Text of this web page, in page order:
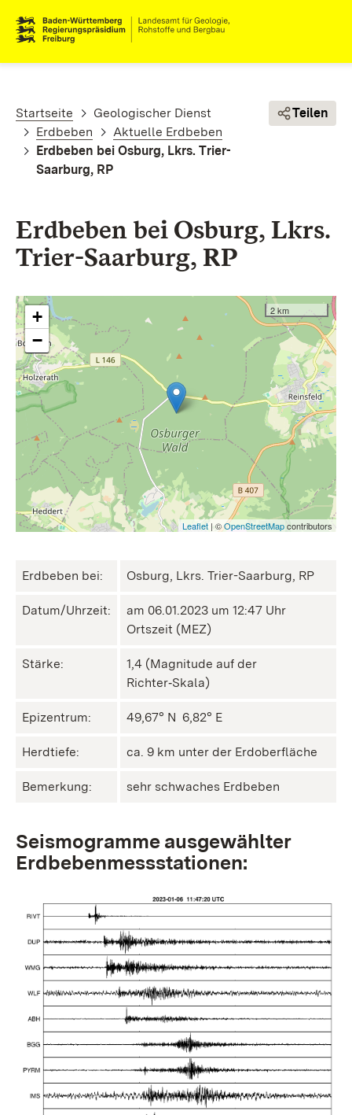
Pfadnavigation
Startseite
Geologischer Dienst
Erdbeben
Aktuelle Erdbeben
Erdbeben bei Osburg, Lkrs. Trier-
Saarburg, RP
Teilen
Erdbeben bei Osburg, Lkrs.
Trier-Saarburg, RP
+
−
2 km
Leaflet | ©OpenStreetMapcontributors
Erdbeben bei: Osburg, Lkrs. Trier-Saarburg, RP
Datum/Uhrzeit:
am 06.01.2023 um 12:47 Uhr
Ortszeit (MEZ)
Stärke:
1,4 (Magnitude auf der
Richter‑Skala)
Epizentrum: 49,67° N ㅤ 6,82° E
Herdtiefe: ca. 9 km unter der Erdoberfläche
Bemerkung: sehr schwaches Erdbeben
Seismogramme ausgewählter
Erdbebenmessstationen: